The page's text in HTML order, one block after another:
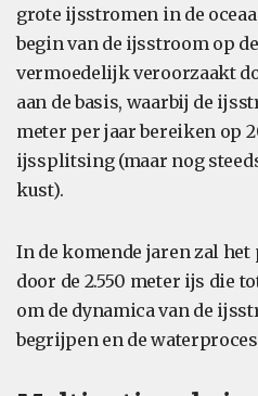
grote ijsstromen in de
begin van de ijsstroom op
vermoedelijk veroorzaakt
aan de basis, waarbij de
meter per jaar bereiken op
ijssplitsing (maar nog
kust).
In de komende jaren zal
door de 2.550 meter ijs die
om de dynamica van de
begrijpen en de